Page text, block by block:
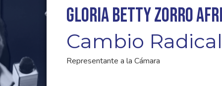
Gloria Betty Zorro
Cambio Radical
Representante a la Cámara